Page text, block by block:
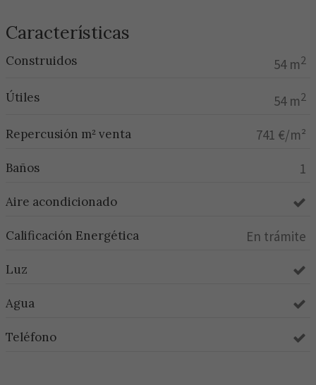
Características
Construidos 54 m2
Útiles 54 m2
Repercusión m² venta 741 €/m²
Baños 1
Aire acondicionado
Calificación Energética En trámite
Luz
Agua
Teléfono